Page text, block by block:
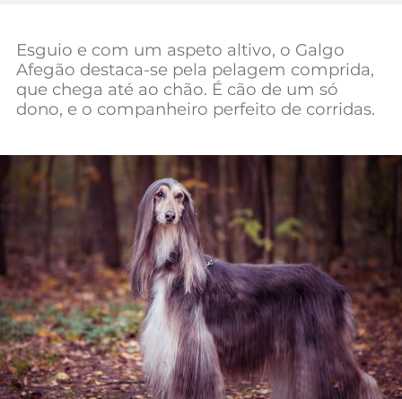
Esguio e com um aspeto altivo, o Galgo
Afegão destaca-se pela pelagem comprida,
que chega até ao chão. É cão de um só
dono, e o companheiro perfeito de corridas.